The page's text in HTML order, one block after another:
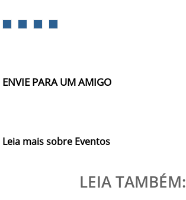
ENVIE PARA UM AMIGO
Leia mais sobre Eventos
LEIA TAMBÉM: